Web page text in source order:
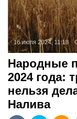
16 июля 2024, 11:18
Народные
2024 года:
нельзя
Налива